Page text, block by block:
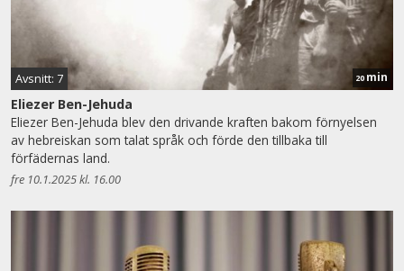
Avsnitt: 7 20 min
Eliezer Ben-Jehuda
Eliezer Ben-Jehuda blev den drivande kraften bakom förnyelsen
av hebreiskan som talat språk och förde den tillbaka till
förfädernas land.
fre 10.1.2025 kl. 16.00